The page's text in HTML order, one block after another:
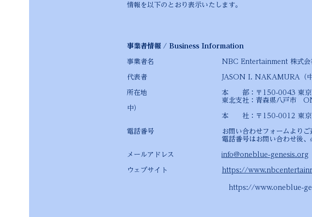
情報を以下のとおり表示いたします。
事業者情報 / Business Information
事業者名 NBC Entertainment 株式会
代表者 JASON I. NAKAMURA（
所在地
本 部：〒150-0043 東京
東北支社：青森県八戸市 ONE BLUE!新
中）
本 社：〒150-0012 東京都渋谷区広尾３
電話番号 お問い合わせフォームよりご連絡
電話番号はお問い合わせ後、必要に応
メールアドレス info@oneblue-genesis.org
ウェブサイト https://
https://www.oneblue-